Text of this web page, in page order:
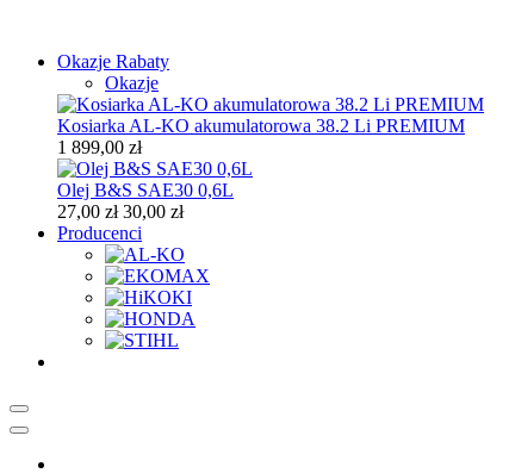
Okazje Rabaty
Okazje
Kosiarka AL-KO akumulatorowa 38.2 Li PREMIUM
1 899,00 zł
Olej B&S SAE30 0,6L
27,00 zł 30,00 zł
Producenci